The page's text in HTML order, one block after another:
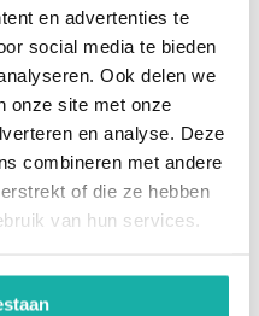
en advertenties te
social media te bieden
Ook delen we
onze site met onze
en analyse. Deze
combineren met andere
of die ze hebben
van hun services.
en helpen bij het
en behandelplan.
bloedonderzoek
en kan bloed laten
per mail.
dagen